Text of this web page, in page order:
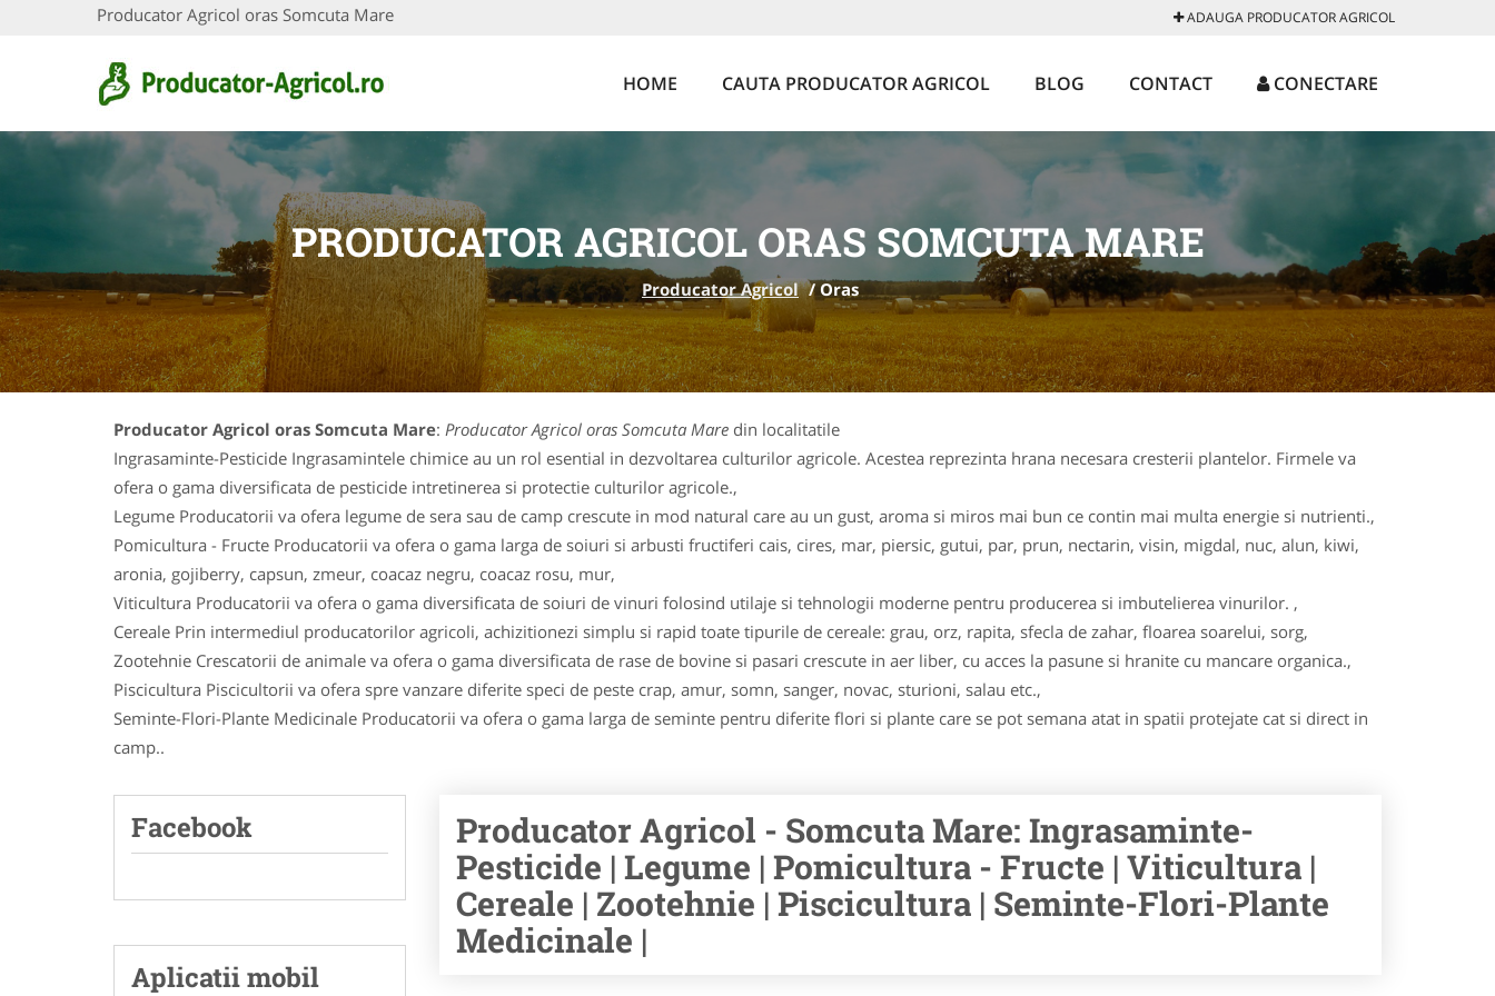
Producator Agricol oras Somcuta Mare ADAUGA PRODUCATOR AGRICOL
HOME CAUTA PRODUCATOR AGRICOL BLOG CONTACT CONECTARE
PRODUCATOR AGRICOL ORAS SOMCUTA MARE
Producator Agricol /Oras
Producator Agricol oras Somcuta Mare: Producator Agricol oras Somcuta Mare din localitatile
Ingrasaminte-Pesticide Ingrasamintele chimice au un rol esential in dezvoltarea culturilor agricole. Acestea reprezinta hrana necesara cresterii plantelor. Firmele va
ofera o gama diversificata de pesticide intretinerea si protectie culturilor agricole.,
Legume Producatorii va ofera legume de sera sau de camp crescute in mod natural care au un gust, aroma si miros mai bun ce contin mai multa energie si nutrienti.,
Pomicultura - Fructe Producatorii va ofera o gama larga de soiuri si arbusti fructiferi cais, cires, mar, piersic, gutui, par, prun, nectarin, visin, migdal, nuc, alun, kiwi,
aronia, gojiberry, capsun, zmeur, coacaz negru, coacaz rosu, mur,
Viticultura Producatorii va ofera o gama diversificata de soiuri de vinuri folosind utilaje si tehnologii moderne pentru producerea si imbutelierea vinurilor. ,
Cereale Prin intermediul producatorilor agricoli, achizitionezi simplu si rapid toate tipurile de cereale: grau, orz, rapita, sfecla de zahar, floarea soarelui, sorg,
Zootehnie Crescatorii de animale va ofera o gama diversificata de rase de bovine si pasari crescute in aer liber, cu acces la pasune si hranite cu mancare organica.,
Piscicultura Piscicultorii va ofera spre vanzare diferite speci de peste crap, amur, somn, sanger, novac, stu­ri­oni, salau etc.,
Seminte-Flori-Plante Medicinale Producatorii va ofera o gama larga de seminte pentru diferite flori si plante care se pot semana atat in spatii protejate cat si direct in
camp..
Facebook
Aplicatii mobil
Producator Agricol - Somcuta Mare: Ingrasaminte-
Pesticide | Legume | Pomicultura - Fructe | Viticultura |
Cereale | Zootehnie | Piscicultura | Seminte-Flori-Plante
Medicinale |